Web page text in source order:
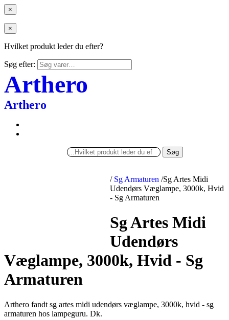
×
×
Hvilket produkt leder du efter?
Søg efter:
Arthero
Arthero
Søg
/ Sg Armaturen /Sg Artes Midi
Udendørs Væglampe, 3000k, Hvid
- Sg Armaturen
Sg Artes Midi
Udendørs
Væglampe, 3000k, Hvid - Sg
Armaturen
Arthero fandt sg artes midi udendørs væglampe, 3000k, hvid - sg
armaturen hos lampeguru. Dk.